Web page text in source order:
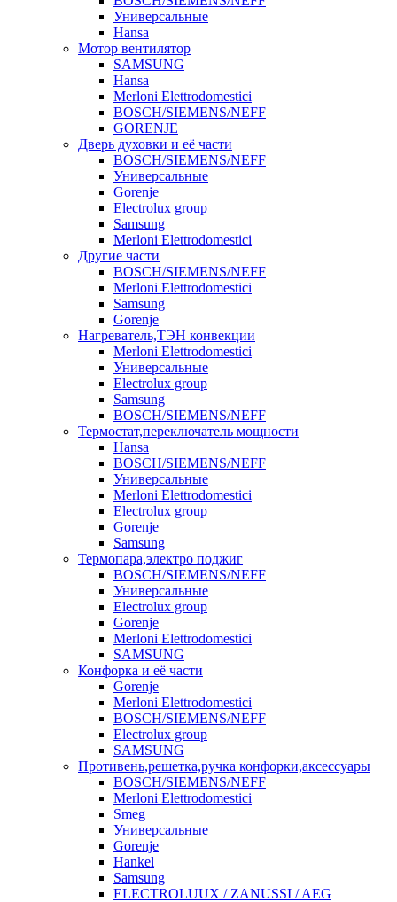
Универсальные
Hansa
Мотор вентилятор
SAMSUNG
Hansa
Merloni Elettrodomestici
BOSCH/SIEMENS/NEFF
GORENJE
Дверь духовки и её части
BOSCH/SIEMENS/NEFF
Универсальные
Gorenje
Electrolux group
Samsung
Merloni Elettrodomestici
Другие части
BOSCH/SIEMENS/NEFF
Merloni Elettrodomestici
Samsung
Gorenje
Нагреватель,ТЭН конвекции
Merloni Elettrodomestici
Универсальные
Electrolux group
Samsung
BOSCH/SIEMENS/NEFF
Термостат,переключатель мощности
Hansa
BOSCH/SIEMENS/NEFF
Универсальные
Merloni Elettrodomestici
Electrolux group
Gorenje
Samsung
Термопара,электро поджиг
BOSCH/SIEMENS/NEFF
Универсальные
Electrolux group
Gorenje
Merloni Elettrodomestici
SAMSUNG
Конфорка и её части
Gorenje
Merloni Elettrodomestici
BOSCH/SIEMENS/NEFF
Electrolux group
SAMSUNG
Противень,решетка,ручка конфорки,аксессуары
BOSCH/SIEMENS/NEFF
Merloni Elettrodomestici
Smeg
Универсальные
Gorenje
Hankel
Samsung
ELECTROLUUX / ZANUSSI / AEG